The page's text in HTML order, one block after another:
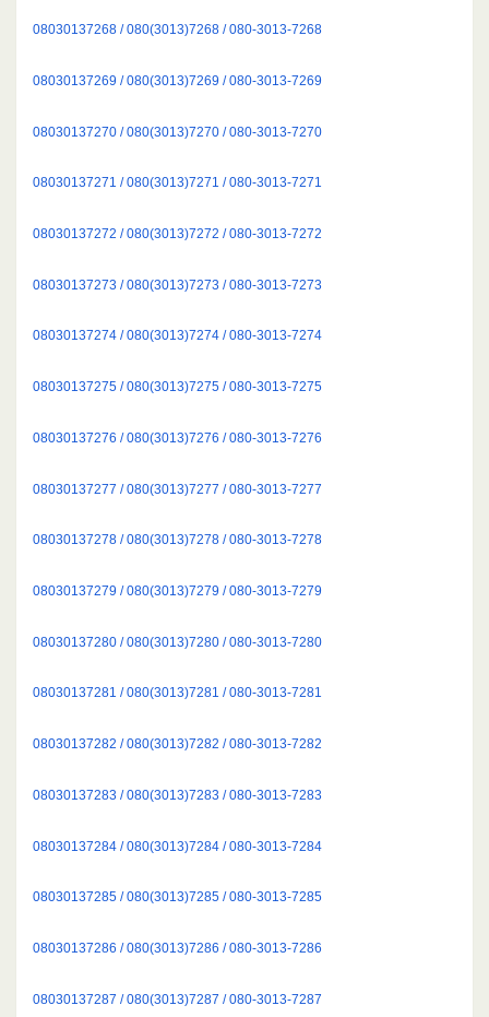
08030137268 / 080(3013)7268 / 080-3013-7268
08030137269 / 080(3013)7269 / 080-3013-7269
08030137270 / 080(3013)7270 / 080-3013-7270
08030137271 / 080(3013)7271 / 080-3013-7271
08030137272 / 080(3013)7272 / 080-3013-7272
08030137273 / 080(3013)7273 / 080-3013-7273
08030137274 / 080(3013)7274 / 080-3013-7274
08030137275 / 080(3013)7275 / 080-3013-7275
08030137276 / 080(3013)7276 / 080-3013-7276
08030137277 / 080(3013)7277 / 080-3013-7277
08030137278 / 080(3013)7278 / 080-3013-7278
08030137279 / 080(3013)7279 / 080-3013-7279
08030137280 / 080(3013)7280 / 080-3013-7280
08030137281 / 080(3013)7281 / 080-3013-7281
08030137282 / 080(3013)7282 / 080-3013-7282
08030137283 / 080(3013)7283 / 080-3013-7283
08030137284 / 080(3013)7284 / 080-3013-7284
08030137285 / 080(3013)7285 / 080-3013-7285
08030137286 / 080(3013)7286 / 080-3013-7286
08030137287 / 080(3013)7287 / 080-3013-7287